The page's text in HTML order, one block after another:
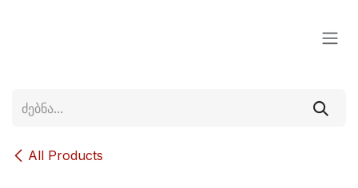
All Products